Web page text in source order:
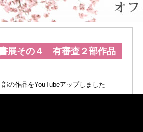
展その４ 有審査２部作品
の作品をYouTubeアップしました